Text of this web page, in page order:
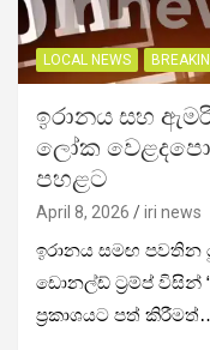
LOCAL NEWS
ඉරානය සහ
ලෝක
පහළට
April 8, 2026 iri news
ඉරානය සමඟ පවතින
ඩොනල්ඩ් ට්‍රම්ප් විසින්
ප්‍රකාශයට පත්